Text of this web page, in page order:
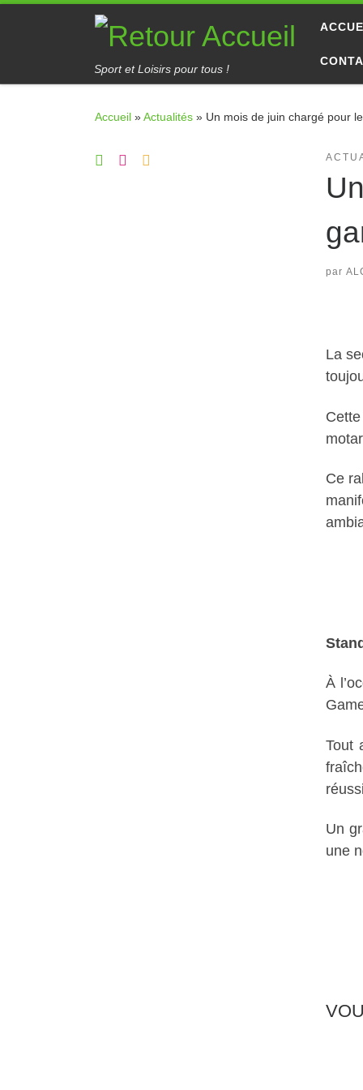
Passer au contenu
Sport et Loisirs pour tous !
Accueil »Actualités » Un mois de juin chargé pour
par
La
Ce
À
Tout
Un
une